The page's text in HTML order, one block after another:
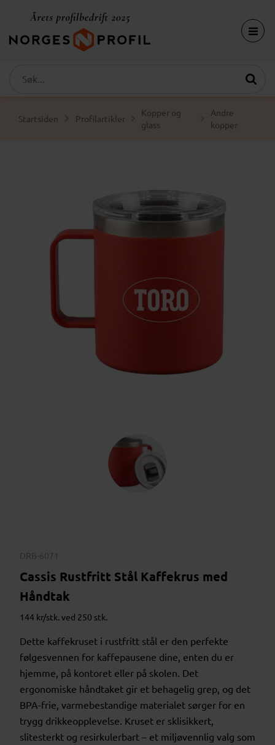
Startsiden Profilartikler
Kopper og
glass
Andre
kopper
DRB-6071
Cassis Rustfritt Stål Kaffekrus med
Håndtak
144 kr/stk. ved 250 stk.
Dette kaffekruset i rustfritt stål er den perfekte
følgesvennen for kaffepausene dine, enten du er
hjemme, på kontoret eller på skolen. Det
ergonomiske håndtaket gir et behagelig grep, og det
BPA-frie, varmebestandige materialet sørger for en
trygg drikkeopplevelse. Kruset er sklisikkert,
slitesterkt og resirkulerbart – et miljøvennlig valg som